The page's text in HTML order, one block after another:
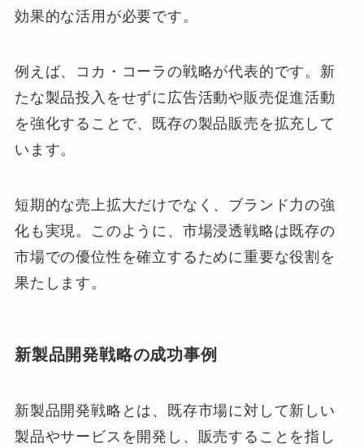
効果的な活用が必要です。
例えば、コカ・コーラの戦略が代表的です。新
たな製品投入をせずに広告活動や販売促進活動
を強化することで、既存の製品販売を拡充して
います。
短期的な売上拡大だけでなく、ブランド力の強
化も実現。このように、市場浸透戦略は既存の
市場での優位性を確立するために重要な役割を
果たします。
新製品開発戦略の成功事例
新製品開発戦略とは、既存市場に対して新しい
製品やサービスを開発し、販売することを指し